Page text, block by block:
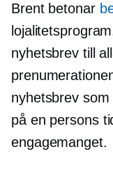
Brent betonar
nyhetsbrev till
nyhetsbrev
på en persons
engagemanget.